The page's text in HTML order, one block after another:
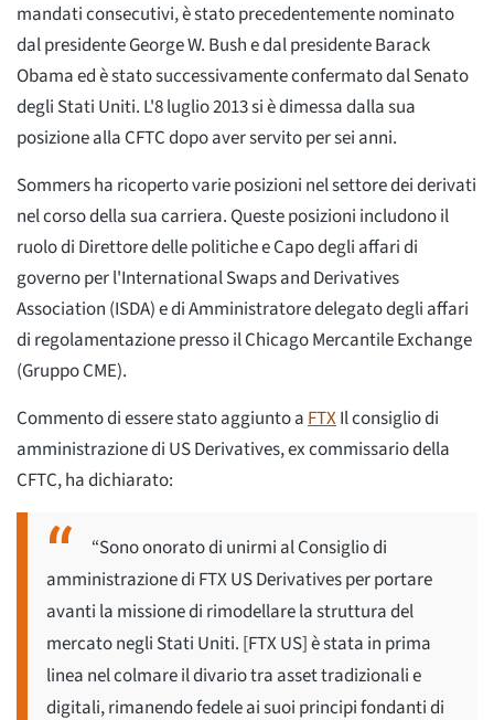
mandati consecutivi, è stato precedentemente nominato
dal presidente George W. Bush e dal presidente Barack
Obama ed è stato successivamente confermato dal Senato
degli Stati Uniti. L'8 luglio 2013 si è dimessa dalla sua
posizione alla CFTC dopo aver servito per sei anni.
Sommers ha ricoperto varie posizioni nel settore dei derivati
nel corso della sua carriera. Queste posizioni includono il
ruolo di Direttore delle politiche e Capo degli affari di
governo per l'International Swaps and Derivatives
Association (ISDA) e di Amministratore delegato degli affari
di regolamentazione presso il Chicago Mercantile Exchange
(Gruppo CME).
Commento di essere stato aggiunto aFTXIl consiglio di
amministrazione di US Derivatives, ex commissario della
CFTC, ha dichiarato:
“Sono onorato di unirmi al Consiglio di
amministrazione di FTX US Derivatives per portare
avanti la missione di rimodellare la struttura del
mercato negli Stati Uniti. [FTX US] è stata in prima
linea nel colmare il divario tra asset tradizionali e
digitali, rimanendo fedele ai suoi principi fondanti di